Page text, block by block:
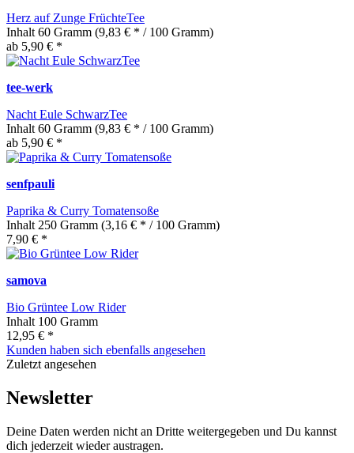
Herz auf Zunge FrüchteTee
Inhalt 60 Gramm (9,83 € * / 100 Gramm)
ab 5,90 € *
tee-werk
Nacht Eule SchwarzTee
Inhalt 60 Gramm (9,83 € * / 100 Gramm)
ab 5,90 € *
senfpauli
Paprika & Curry Tomatensoße
Inhalt 250 Gramm (3,16 € * / 100 Gramm)
7,90 € *
samova
Bio Grüntee Low Rider
Inhalt 100 Gramm
12,95 € *
Kunden haben sich ebenfalls angesehen
Zuletzt angesehen
Newsletter
Deine Daten werden nicht an Dritte weitergegeben und Du kannst
dich jederzeit wieder austragen.